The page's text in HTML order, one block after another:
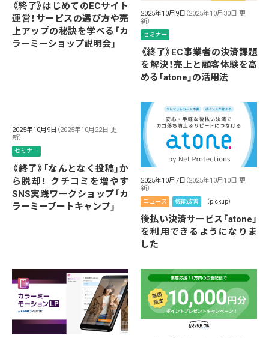
《終了》はじめてのECサイト
運営！サービスの選び方や売
上アップの秘訣を学べる「カ
ラーミーショップ説明会」
2025年10月9日 （2025年10月30日 更
新）
セミナー
《終了》EC事業者の決済課題
を解決！売上と顧客体験を高
める「atone」の活用法
2025年10月9日 （2025年10月22日 更
新）
セミナー
《終了》「なんとなく投稿」か
ら脱却！ クチコミを増やす
SNS実践ワークショップ「カ
ラーミーブートキャンプ」
2025年10月7日 （2025年10月10日 更
新）
ニュース 機能改善 （pickup）
後払い決済サービス「atone」
を利用できるようになりま
した